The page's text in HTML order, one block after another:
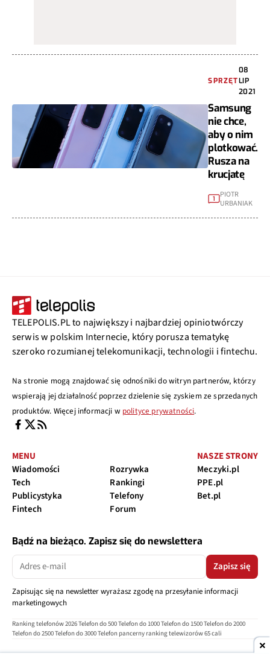
SPRZĘT
08
LIP
2021
Samsung
nie chce,
aby o nim
plotkować.
Rusza na
krucjatę
1
PIOTR
URBANIAK
TELEPOLIS.PL to największy i najbardziej opiniotwórczy
serwis w polskim Internecie, który porusza tematykę
szeroko rozumianej telekomunikacji, technologii i fintechu.
Na stronie mogą znajdować się odnośniki do witryn partnerów, którzy
wspierają jej działalność poprzez dzielenie się zyskiem ze sprzedanych
produktów. Więcej informacji w polityce prywatności.
MENU
Wiadomości
Tech
Publicystyka
Fintech
Rozrywka
Rankingi
Telefony
Forum
NASZE STRONY
Meczyki.pl
PPE.pl
Bet.pl
Bądź na bieżąco. Zapisz się do newslettera
Zapisz się
Zapisując się na newsletter wyrażasz zgodę na przesyłanie informacji
marketingowych
Ranking telefonów 2026Telefon do 500Telefon do 1000Telefon do 1500Telefon do 2000
Telefon do 2500Telefon do 3000Telefon pancerny ranking telewizorów 65 cali